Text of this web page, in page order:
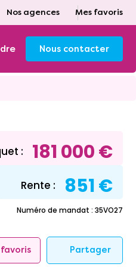
Nos agences Mes favoris
Nous contacter
: 181 000 €
Rente : 851 €
Numéro de mandat : 35VO27
Partager